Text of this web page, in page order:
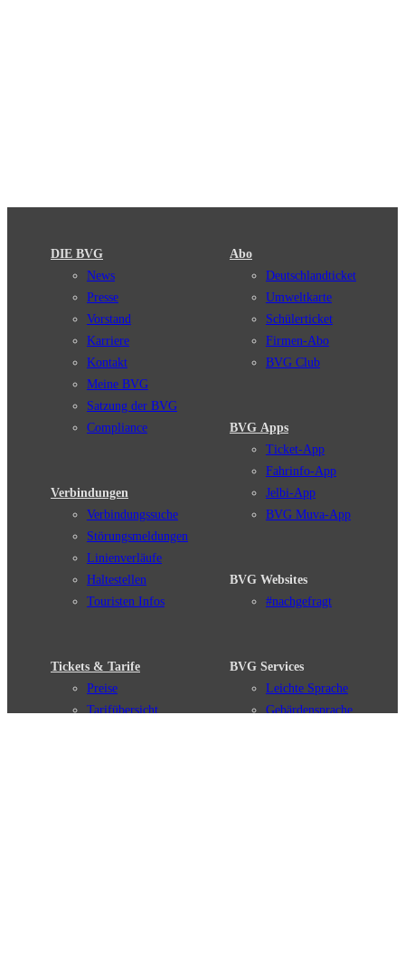
DIE BVG
News
Presse
Vorstand
Karriere
Kontakt
Meine BVG
Satzung der BVG
Compliance
Verbindungen
Verbindungssuche
Störungsmeldungen
Linienverläufe
Haltestellen
Touristen Infos
Tickets & Tarife
Preise
Tarifübersicht
Abo
Deutschlandticket
Umweltkarte
Schülerticket
Firmen-Abo
BVG Club
BVG Apps
Ticket-App
Fahrinfo-App
Jelbi-App
BVG Muva-App
BVG Websites
#nachgefragt
BVG Services
Leichte Sprache
Gebärdensprache